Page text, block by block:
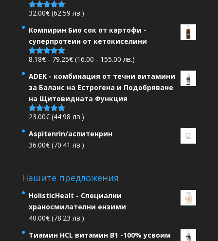
Оценено на
32.00€ (62.59 лв.)
Компирин Био сок от картофи -
суперпротеин от кетокиселини
Оценено на
8.18€ - 79.25€Ценови
8.18€
до
79.25€
(16.00 - 155.00 лв.)
ADEK - комбинация от течни витамини
за Баланс на Естрогена и Подобряване
на Щитовидната Функция
Оценено на
23.00€ (44.98 лв.)
Aspitenrin/аспитенрин
36.00€ (70.41 лв.)
Нашите предложения
HolisticHealt - Специални
храносмилателни ензими
40.00€ (78.23 лв.)
Тиамин HCL витамин В1 -100% усвоим